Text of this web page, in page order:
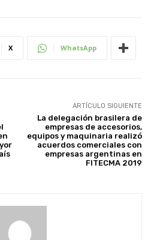
X WhatsApp
ARTÍCULO SIGUIENTE
La delegación brasilera de
empresas de accesorios,
equipos y maquinaria realizó
acuerdos comerciales con
empresas argentinas en
FITECMA 2019